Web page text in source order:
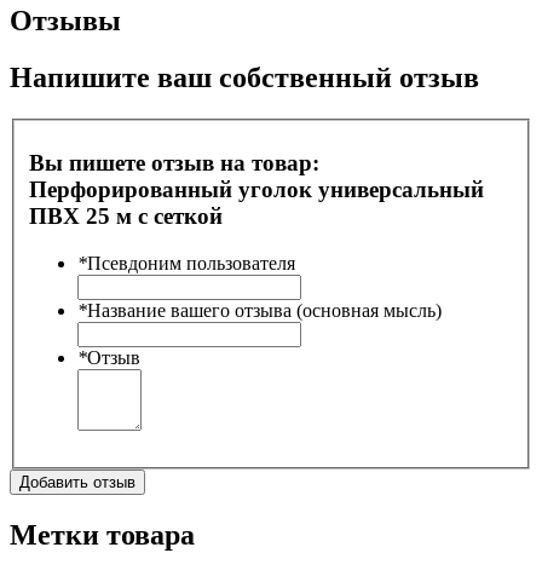
Отзывы
Напишите ваш собственный отзыв
Вы пишете отзыв на товар:
Перфорированный уголок универсальный
ПВХ 25 м с сеткой
*Псевдоним пользователя
*Название вашего отзыва (основная мысль)
*Отзыв
Добавить отзыв
Метки товара